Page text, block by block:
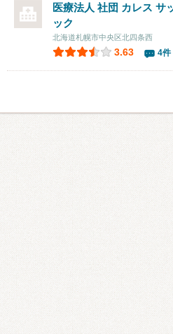
医療法人 社団 カレス サ
ック
北海道札幌市中央区北四条西
3.63 4件